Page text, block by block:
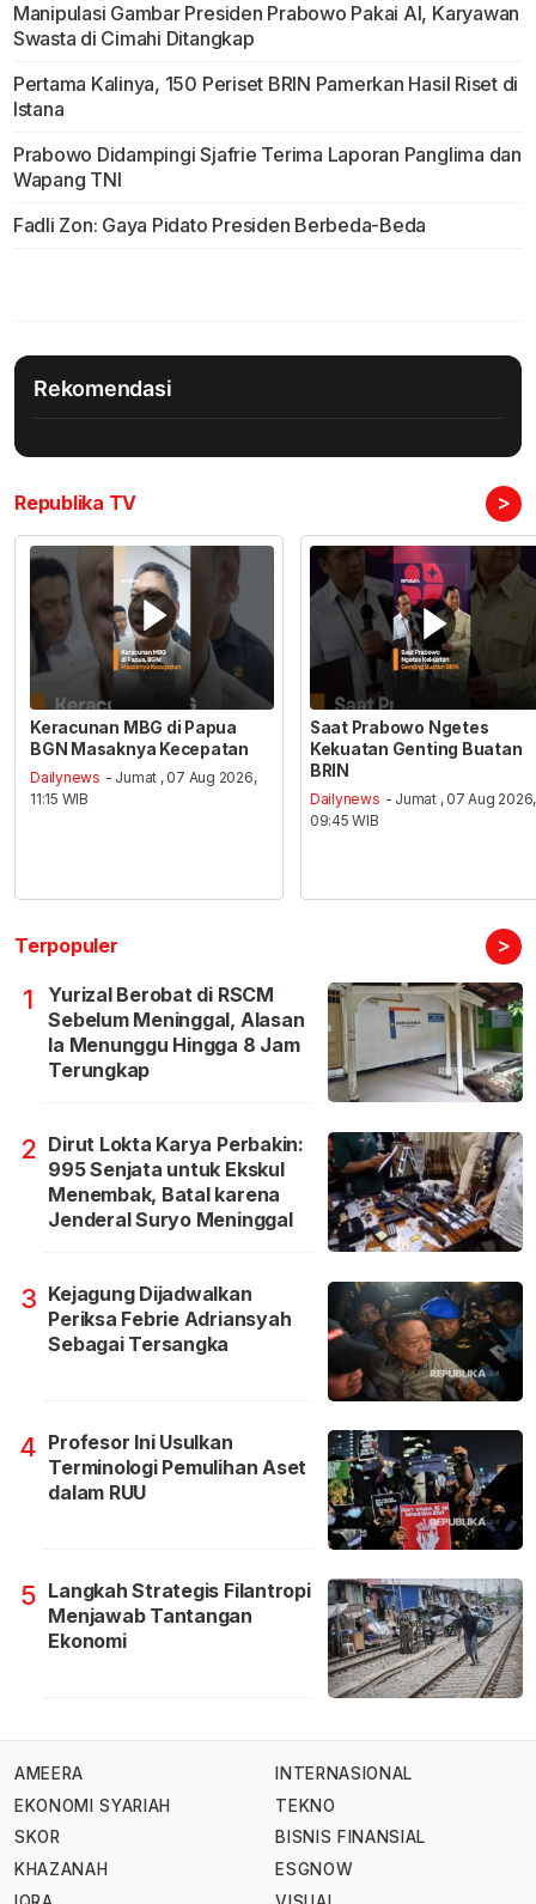
Manipulasi Gambar Presiden Prabowo Pakai AI, Karyawan
Swasta di Cimahi Ditangkap
Pertama Kalinya, 150 Periset BRIN Pamerkan Hasil Riset di
Istana
Prabowo Didampingi Sjafrie Terima Laporan Panglima dan
Wapang TNI
Fadli Zon: Gaya Pidato Presiden Berbeda-Beda
Rekomendasi
Republika TV >
Keracunan MBG di Papua
BGN Masaknya Kecepatan
Dailynews - Jumat , 07 Aug 2026,
11:15 WIB
Saat Prabowo Ngetes
Kekuatan Genting Buatan
BRIN
Dailynews - Jumat , 07 Aug 2026,
09:45 WIB
Terpopuler >
1
Yurizal Berobat di RSCM
Sebelum Meninggal, Alasan
Ia Menunggu Hingga 8 Jam
Terungkap
2 Dirut Lokta Karya Perbakin:
995 Senjata untuk Ekskul
Menembak, Batal karena
Jenderal Suryo Meninggal
3 Kejagung Dijadwalkan
Periksa Febrie Adriansyah
Sebagai Tersangka
4 Profesor Ini Usulkan
Terminologi Pemulihan Aset
dalam RUU
5 Langkah Strategis Filantropi
Menjawab Tantangan
Ekonomi
AMEERA
EKONOMI SYARIAH
SKOR
KHAZANAH
INTERNASIONAL
TEKNO
BISNIS FINANSIAL
ESGNOW